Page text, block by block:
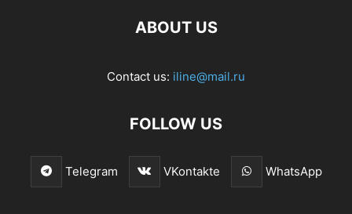
ABOUT US
Contact us: iline@mail.ru
FOLLOW US
Telegram VKontakte WhatsApp